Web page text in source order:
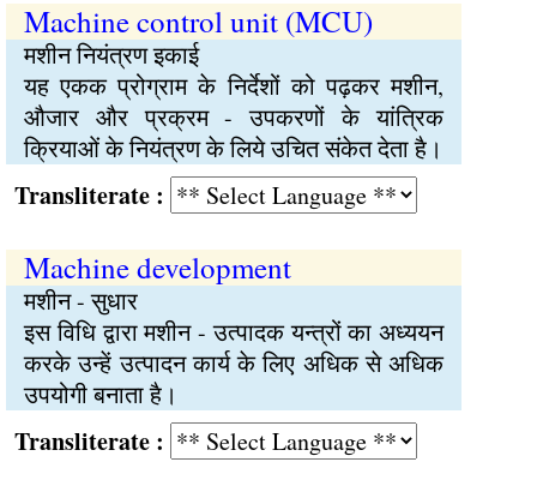
Machine control unit (MCU)
मशीन नियंत्रण इकाई
यह एकक प्रोग्राम के निर्देशों को पढ़कर मशीन,
औजार और प्रक्रम - उपकरणों के यांत्रिक
क्रियाओं के नियंत्रण के लिये उचित संकेत देता है।
:
Machine development
मशीन - सुधार
इस विधि द्वारा मशीन - उत्पादक यन्त्रों का अध्ययन
करके उन्हें उत्पादन कार्य के लिए अधिक से अधिक
उपयोगी बनाता है।
: